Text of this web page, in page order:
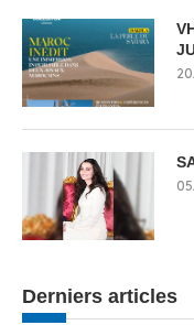
Derniers articles